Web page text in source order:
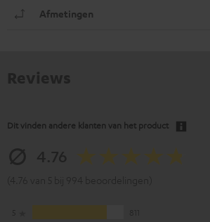
Afmetingen
Dit vinden andere klanten van het product